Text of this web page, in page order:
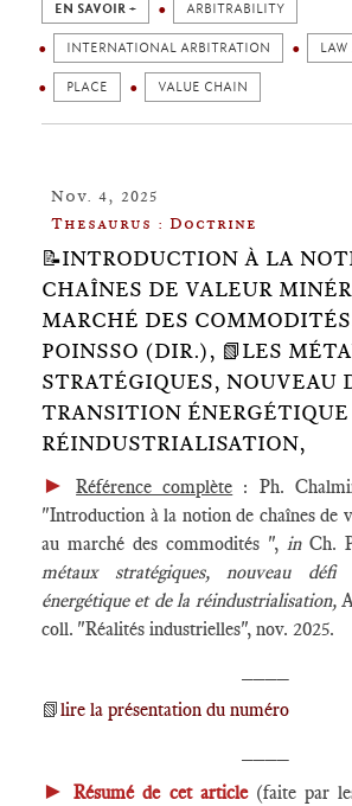
EN SAVOIR + ARBITRABILITY
INTERNATIONAL ARBITRATION LAW
PLACE VALUE CHAIN
Nov. 4, 2025
Thesaurus : Doctrine
📝INTRODUCTION À LA
CHAÎNES DE VALEUR
MARCHÉ DES
POINSSO (DIR.), 📗LES
STRATÉGIQUES, NOUVEAU
TRANSITION
RÉINDUSTRIALISATION,
►Référence complète : Ph.
"Introduction à la notion de chaînes de
au marché des commodités ", in Ch.
métaux stratégiques, nouveau
énergétique et de la réindustrialisation,
coll. "Réalités industrielles", nov. 2025.
📗lire la présentation du numéro
►Résumé de cet article(faite par